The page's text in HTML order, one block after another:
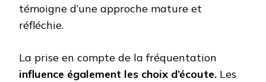
témoigne d’une approche mature et
réfléchie.
La prise en compte de la fréquentation
influence également les choix d’écoute. Les